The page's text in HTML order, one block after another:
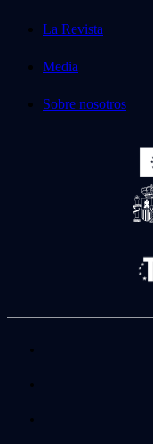
La Revista
Media
Sobre nosotros